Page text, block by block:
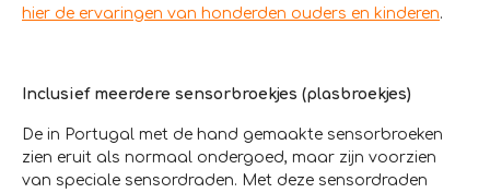
hier de ervaringen van honderden ouders en kinderen.
Inclusief meerdere sensorbroekjes (plasbroekjes)
De in Portugal met de hand gemaakte sensorbroeken
zien eruit als normaal ondergoed, maar zijn voorzien
van speciale sensordraden. Met deze sensordraden